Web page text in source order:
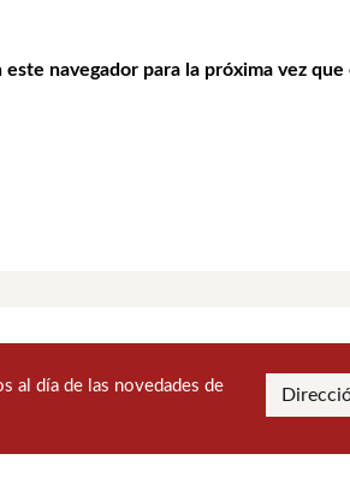
navegador para la próxima vez que
al día de las novedades de